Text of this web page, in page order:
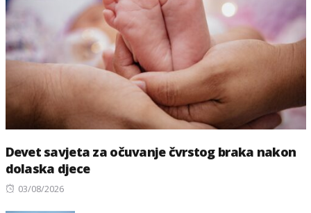
Devet savjeta za očuvanje čvrstog braka nakon
dolaska djece
Posted
03/08/2026